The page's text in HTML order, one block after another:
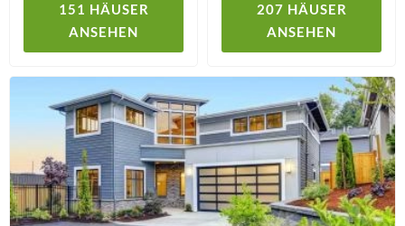
151 HÄUSER
ANSEHEN
207 HÄUSER
ANSEHEN